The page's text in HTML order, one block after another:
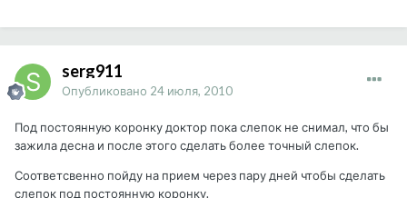
serg911
Опубликовано 24 июля, 2010
Под постоянную коронку доктор пока слепок не снимал, что бы
зажила десна и после этого сделать более точный слепок.
Соответсвенно пойду на прием через пару дней чтобы сделать
слепок под постоянную коронку.